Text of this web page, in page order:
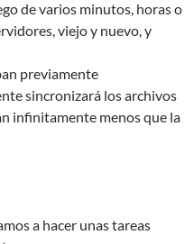
de varios minutos, horas o
viejo y nuevo, y
previamente
sincronizará los archivos
infinitamente menos que la
a hacer unas tareas